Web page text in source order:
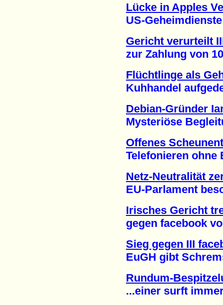
Lücke in Apples
US-Geheimdienste
Gericht verurteilt
zur Zahlung von
Flüchtlinge als
Kuhhandel
Debian-Gründer
Mysteriöse
Offenes
Telefonieren ohne
Netz-Neutralität
EU-Parlament
Irisches Gericht
gegen facebook
Sieg gegen III
EuGH gibt
Rundum-
...einer surft immer